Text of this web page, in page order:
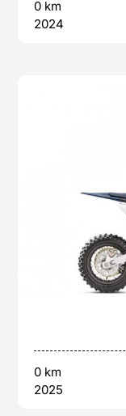
0 km
2024
0 km
2025